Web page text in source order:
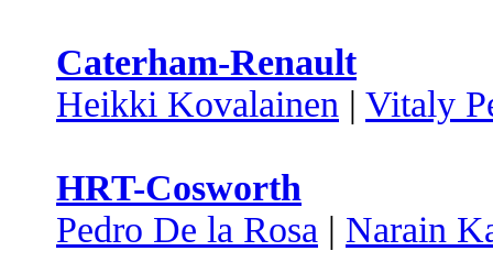
Caterham-Renault
Heikki Kovalainen | Vitaly
HRT-Cosworth
Pedro De la Rosa | Narain